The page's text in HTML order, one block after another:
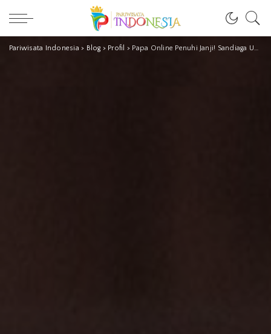
Pariwisata Indonesia > Blog > Profil > Papa Online Penuhi Janji! Sandiaga Uno ‘Ngantor’ di Bali #Gercep Bukan Prank